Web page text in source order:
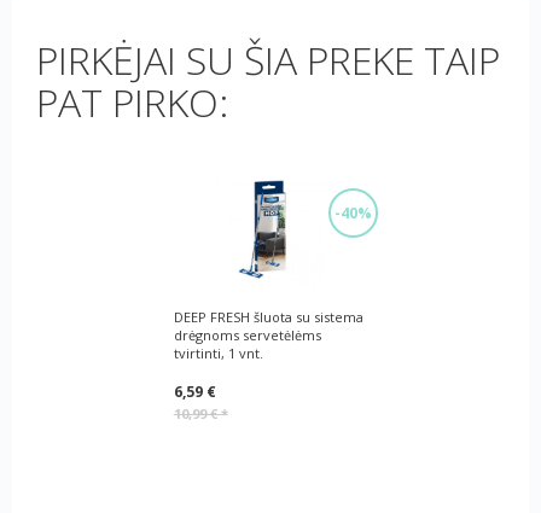
PIRKĖJAI SU ŠIA PREKE TAIP
PAT PIRKO:
-40%
DEEP FRESH šluota su sistema
drėgnoms servetėlėms
tvirtinti, 1 vnt.
6,59 €
10,99 €*